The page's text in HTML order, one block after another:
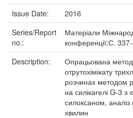
Issue Date:
2016
Series/Report
no.:
Матеріали
конференції;С.
Description:
Опрацьована
отрутохімікату
розчинах методом
на силікагелі G-3 з
силоксаном,
хвилин